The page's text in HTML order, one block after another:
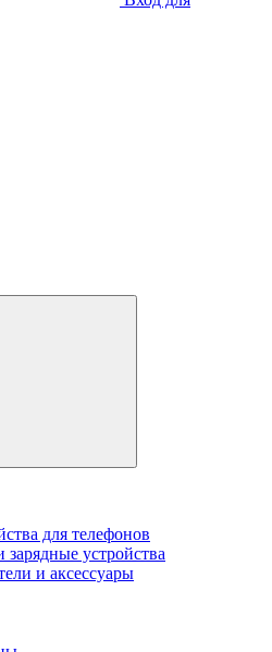
для телефонов
устройства
и аксессуары